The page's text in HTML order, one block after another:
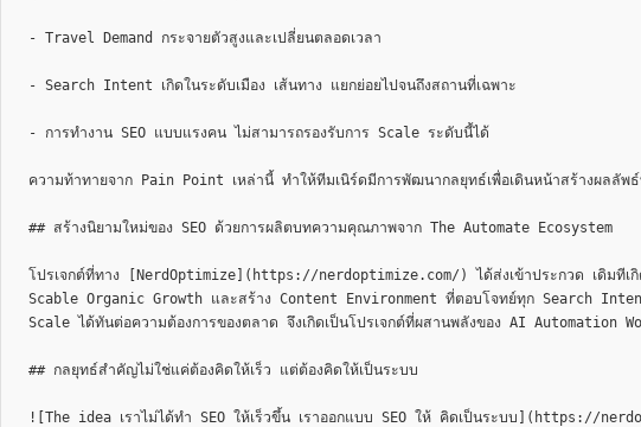
- Travel Demand กระจายตัวสูงและเปลี่ยนตลอดเวลา
- Search Intent เกิดในระดับเมือง เส้นทาง แยกย่อยไปจนถึงสถานที่เฉพาะ
- การทำงาน SEO แบบแรงคน ไม่สามารถรองรับการ Scale ระดับนี้ได้
ความท้าทายจาก Pain Point เหล่านี้ ทำให้ทีมเนิร์ดมีการพัฒนากลยุทธ์เพื่อเดินหน้าสร้างผลลัพธ์
## สร้างนิยามใหม่ของ SEO ด้วยการผลิตบทความคุณภาพจาก The Automate Ecosystem
โปรเจกต์ที่ทาง [NerdOptimize](https://nerdoptimize.com/) ได้ส่งเข้าประกวด เดิมทีเกิด
Scable Organic Growth และสร้าง Content Environment ที่ตอบโจทย์ทุก Search Intent
Scale ได้ทันต่อความต้องการของตลาด จึงเกิดเป็นโปรเจกต์ที่ผสานพลังของ AI Automation
## กลยุทธ์สำคัญไม่ใช่แค่ต้องคิดให้เร็ว แต่ต้องคิดให้เป็นระบบ
![The idea เราไม่ได้ทำ SEO ให้เร็วขึ้น เราออกแบบ SEO ให้ คิดเป็นระบบ](https://